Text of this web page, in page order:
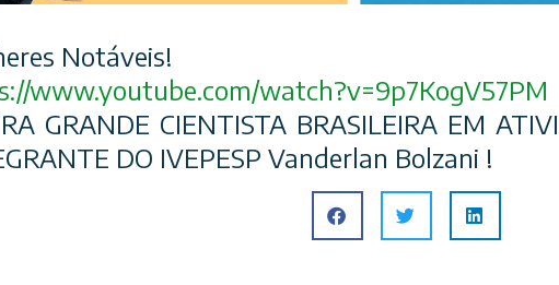
Notáveis!
www.youtube.com/watch?v=9p7KogV57PM
GRANDE CIENTISTA BRASILEIRA EM
DO IVEPESP Vanderlan Bolzani !